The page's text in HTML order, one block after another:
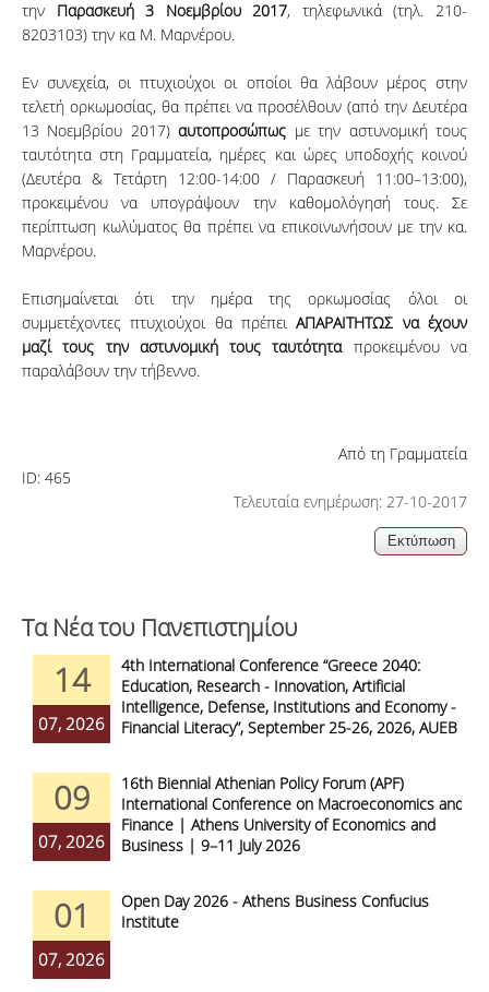
την Παρασκευή 3 Νοεμβρίου 2017, τηλεφωνικά (τηλ. 210-
8203103) την κα Μ. Μαρνέρου.
Εν συνεχεία, οι πτυχιούχοι οι οποίοι θα λάβουν μέρος στην
τελετή ορκωμοσίας, θα πρέπει να προσέλθουν (από την Δευτέρα
13 Νοεμβρίου 2017)αυτοπροσώπως με την αστυνομική τους
ταυτότητα στη Γραμματεία, ημέρες και ώρες υποδοχής κοινού
(Δευτέρα & Τετάρτη 12:00-14:00 / Παρασκευή 11:00–13:00),
προκειμένου να υπογράψουν την καθομολόγησή τους. Σε
περίπτωση κωλύματος θα πρέπει να επικοινωνήσουν με την κα.
Μαρνέρου.
Επισημαίνεται ότι την ημέρα της ορκωμοσίας όλοι οι
συμμετέχοντες πτυχιούχοι θα πρέπειΑΠΑΡΑΙΤΗΤΩΣ να έχουν
μαζί τους την αστυνομική τους ταυτότηταπροκειμένου να
παραλάβουν την τήβεννο.
Από τη Γραμματεία
ID: 465
Τελευταία ενημέρωση: 27-10-2017
Τα Νέα του Πανεπιστημίου
14
07, 2026
4th International Conference “Greece 2040:
Education, Research - Innovation, Artificial
Intelligence, Defense, Institutions and Economy -
Financial Literacy”, September 25-26, 2026, AUEB
09
07, 2026
16th Biennial Athenian Policy Forum (APF)
International Conference on Macroeconomics and
Finance | Athens University of Economics and
Business | 9–11 July 2026
01
07, 2026
Open Day 2026 - Athens Business Confucius
Institute